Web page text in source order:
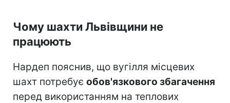
Чому шахти Львівщини не
працюють
Нардеп пояснив, що вугілля місцевих
шахт потребує обов'язкового збагачення
перед використанням на теплових